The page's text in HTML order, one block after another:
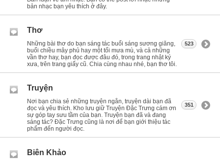
bản nhạc bạn yêu thích ở đây.
Thơ
Những bài thơ do bạn sáng tác buổi sáng sương giăng,
buổi chiều mây phủ hay một tối mưa mù, và cả những
vần thơ hay, bạn đọc được đâu đó, trong trang nhật ký
xưa, trên trang giấy cũ. Chia cùng nhau nhé, bạn thơ tôi.
523
Truyện
Nơi bạn chia sẻ những truyện ngắn, truyện dài bạn đã
đọc và yêu thích. Kho lưu giữ Truyện Đặc Trưng cám ơn
sự góp tay sưu tầm của bạn. Truyện bạn đã và đang
sáng tác? Đặc Trưng cũng là nơi để bạn giới thiệu tác
phẩm đến người đọc.
351
Biên Khảo